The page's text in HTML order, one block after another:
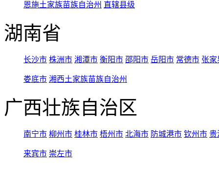
恩施土家族苗族自治州 直辖县级
湖南省
长沙市 株洲市 湘潭市 衡阳市 邵阳市 岳阳市 常德市 张家
娄底市 湘西土家族苗族自治州
广西壮族自治区
南宁市 柳州市 桂林市 梧州市 北海市 防城港市 钦州市 贵
来宾市 崇左市